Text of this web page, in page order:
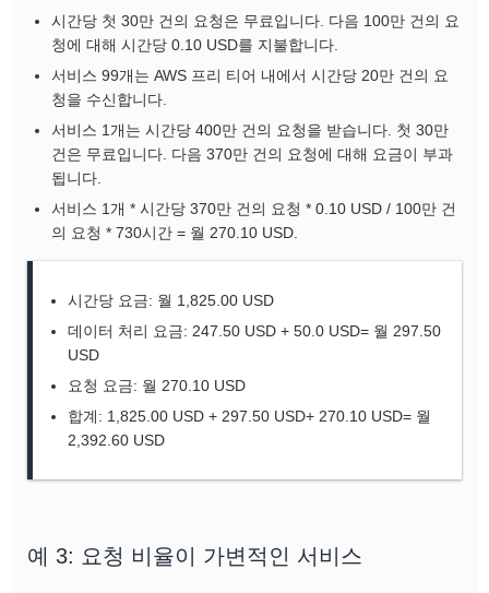
시간당 첫 30만 건의 요청은 무료입니다. 다음 100만 건의 요
청에 대해 시간당 0.10 USD를 지불합니다.
서비스 99개는 AWS 프리 티어 내에서 시간당 20만 건의 요
청을 수신합니다.
서비스 1개는 시간당 400만 건의 요청을 받습니다. 첫 30만
건은 무료입니다. 다음 370만 건의 요청에 대해 요금이 부과
됩니다.
서비스 1개 * 시간당 370만 건의 요청 * 0.10 USD / 100만 건
의 요청 * 730시간 = 월 270.10 USD.
시간당 요금: 월 1,825.00 USD
데이터 처리 요금: 247.50 USD + 50.0 USD= 월 297.50
USD
요청 요금: 월 270.10 USD
합계: 1,825.00 USD + 297.50 USD+ 270.10 USD= 월
2,392.60 USD
예 3: 요청 비율이 가변적인 서비스